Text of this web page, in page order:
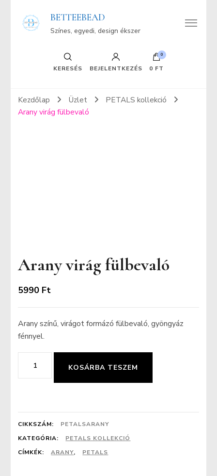
BETTEEBEAD
Színes, egyedi, design ékszer
KERESÉS BEJELENTKEZÉS
0
0 FT
Kezdőlap Üzlet
PETALS kollekció
Arany virág fülbevaló
Arany virág fülbevaló
5990 Ft
Arany színű, virágot formázó fülbevaló, gyöngyáz
fénnyel.
Arany
virág
KOSÁRBA TESZEM
CIKKSZÁM:
PETALSARANY
KATEGÓRIA:
PETALS KOLLEKCIÓ
CÍMKÉK:
ARANY, PETALS